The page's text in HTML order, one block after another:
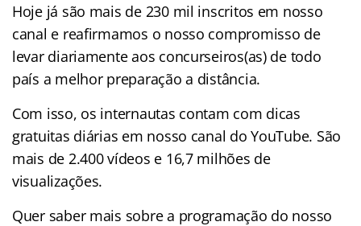
Hoje já são mais de 230 mil inscritos em nosso
canal e reafirmamos o nosso compromisso de
levar diariamente aos concurseiros(as) de todo
país a melhor preparação a distância.
Com isso, os internautas contam com dicas
gratuitas diárias em nosso canal do YouTube. São
mais de 2.400 vídeos e 16,7 milhões de
visualizações.
Quer saber mais sobre a programação do nosso